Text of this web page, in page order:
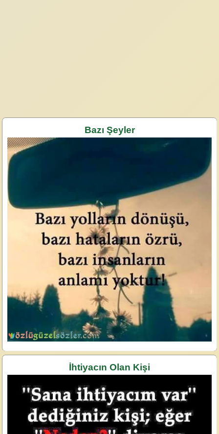
Bazı Şeyler
İhtiyacın Olan Kişi